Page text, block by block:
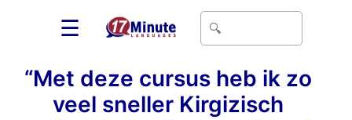
☰
“Met deze cursus heb ik zo
veel sneller Kirgizisch